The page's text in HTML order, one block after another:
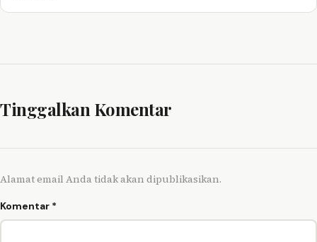
Tinggalkan Komentar
Alamat email Anda tidak akan dipublikasikan.
Komentar *